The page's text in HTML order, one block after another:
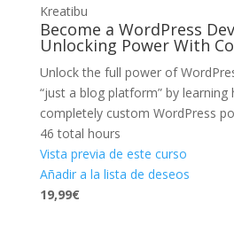
Kreatibu
Become a WordPress
Unlocking Power With
Unlock the full power of
“just a blog platform” by
completely custom WordPress
46 total hours
Vista previa de este curso
Añadir a la lista de deseos
19,99€